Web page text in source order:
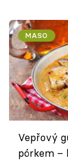
MASO
Vepřový
pórkem –